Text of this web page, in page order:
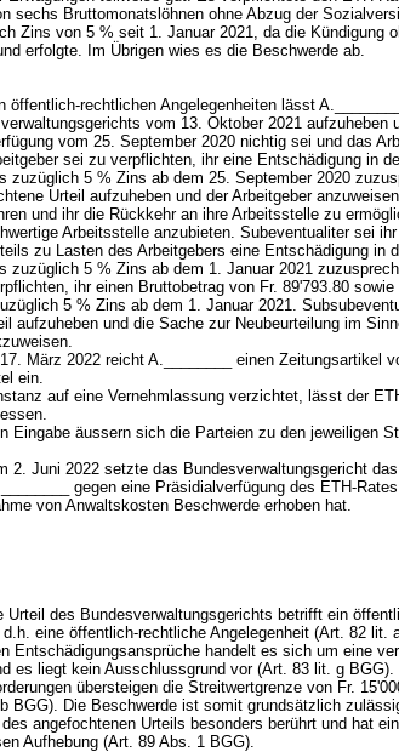
sechs Bruttomonatslöhnen ohne Abzug der
Zins von 5 % seit 1. Januar 2021, da die Kündigung
erfolgte. Im Übrigen wies es die Beschwerde ab.
öffentlich-rechtlichen Angelegenheiten lässt
vom 13. Oktober 2021 aufzuheben
vom 25. September 2020 nichtig sei und das
sei zu verpflichten, ihr eine Entschädigung in
zuzüglich 5 % Zins ab dem 25. September 2020
Urteil aufzuheben und der Arbeitgeber
und ihr die Rückkehr an ihre Arbeitsstelle zu
Arbeitsstelle anzubieten. Subeventualiter sei
zu Lasten des Arbeitgebers eine Entschädigung in
zuzüglich 5 % Zins ab dem 1. Januar 2021
ihr einen Bruttobetrag von Fr. 89'793.80 sowie
5 % Zins ab dem 1. Januar 2021.
aufzuheben und die Sache zur Neubeurteilung im
März 2022 reicht A.________ einen Zeitungsartikel
ein.
auf eine Vernehmlassung verzichtet, lässt der
Eingabe äussern sich die Parteien zu den jeweiligen
2. Juni 2022 setzte das Bundesverwaltungsgericht
gegen eine Präsidialverfügung des ETH-
von Anwaltskosten Beschwerde erhoben hat.
Urteil des Bundesverwaltungsgerichts betrifft ein
eine öffentlich-rechtliche Angelegenheit (Art. 82 lit.
Entschädigungsansprüche handelt es sich um eine
es liegt kein Ausschlussgrund vor (Art. 83 lit. g BGG).
übersteigen die Streitwertgrenze von Fr.
BGG). Die Beschwerde ist somit grundsätzlich
angefochtenen Urteils besonders berührt und hat
Aufhebung (Art. 89 Abs. 1 BGG).